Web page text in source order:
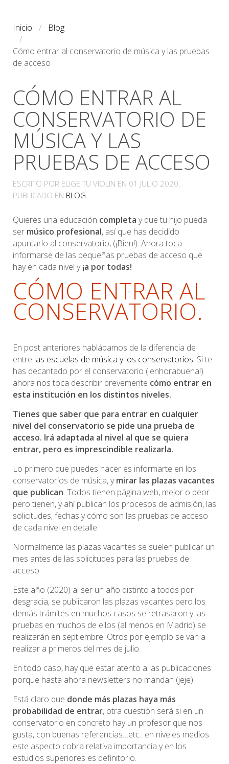
Inicio Blog
Cómo entrar al conservatorio de música y las pruebas
de acceso
CÓMO ENTRAR AL
CONSERVATORIO DE
MÚSICA Y LAS
PRUEBAS DE ACCESO
ESCRITO POR ELIGE TU VIOLIN EN 01 JULIO 2020.
PUBLICADO EN BLOG
Quieres una educación completa y que tu hijo pueda
ser músico profesional, así que has decidido
apuntarlo al conservatorio, (¡Bien!). Ahora toca
informarse de las pequeñas pruebas de acceso que
hay en cada nivel y¡a por todas!
CÓMO ENTRAR AL
CONSERVATORIO.
En post anteriores hablábamos de la diferencia de
entre las escuelas de música y los conservatorios. Si te
has decantado por el conservatorio (¡enhorabuena!)
ahora nos toca describir brevemente cómo entrar en
esta institución en los distintos niveles.
Tienes que saber que para entrar en cualquier
nivel del conservatorio se pide una prueba de
acceso. Irá adaptada al nivel al que se quiera
entrar, pero es imprescindible realizarla.
Lo primero que puedes hacer es informarte en los
conservatorios de música, ymirar las plazas vacantes
que publican. Todos tienen página web, mejor o peor
pero tienen, y ahí publican los procesos de admisión, las
solicitudes, fechas y cómo son las pruebas de acceso
de cada nivel en detalle.
Normalmente las plazas vacantes se suelen publicar un
mes antes de las solicitudes para las pruebas de
acceso.
Este año (2020) al ser un año distinto a todos por
desgracia, se publicaron las plazas vacantes pero los
demás trámites en muchos casos se retrasaron y las
pruebas en muchos de ellos (al menos en Madrid) se
realizarán en septiembre. Otros por ejemplo se van a
realizar a primeros del mes de julio.
En todo caso, hay que estar atento a las publicaciones
porque hasta ahora newsletters no mandan (jeje).
Está claro que donde más plazas haya más
probabilidad de entrar, otra cuestión será si en un
conservatorio en concreto hay un profesor que nos
gusta, con buenas referencias…etc.. en niveles medios
este aspecto cobra relativa importancia y en los
estudios superiores es definitorio.